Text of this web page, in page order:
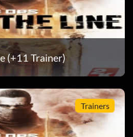
(+11 Trainer)
Trainers